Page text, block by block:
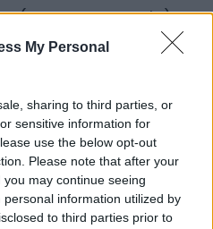
My Personal
sharing to third parties, or
sensitive information for
use the below opt-out
Please note that after your
may continue seeing
information utilized by
to third parties prior to
(except a couple),
testing team. All
July 7, 2026